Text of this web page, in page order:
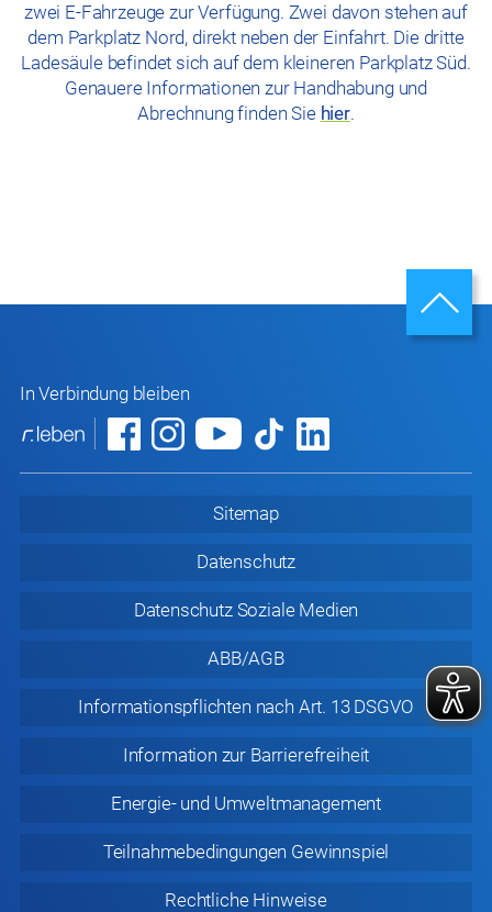
zwei E-Fahrzeuge zur Verfügung. Zwei davon stehen auf
dem Parkplatz Nord, direkt neben der Einfahrt. Die dritte
Ladesäule befindet sich auf dem kleineren Parkplatz Süd.
Genauere Informationen zur Handhabung und
Abrechnung finden Sie hier.
In Verbindung bleiben
Sitemap
Datenschutz
Datenschutz Soziale Medien
ABB/AGB
Informationspflichten nach Art. 13 DSGVO
Information zur Barrierefreiheit
Energie- und Umweltmanagement
Teilnahmebedingungen Gewinnspiel
Rechtliche Hinweise